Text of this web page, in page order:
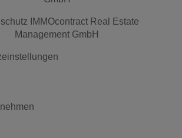
IMMOcontract Real Estate
Management GmbH